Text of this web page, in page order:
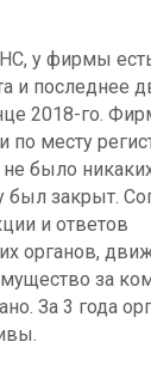
у фирмы
и последнее
2018-го.
по месту
было
был закрыт.
и ответов
органов,
за
За 3 года